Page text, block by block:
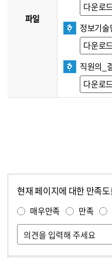
파일
다운로
정보기
다운로
직원의_
다운로
현재 페이지에 대한 만족
매우만족 만족